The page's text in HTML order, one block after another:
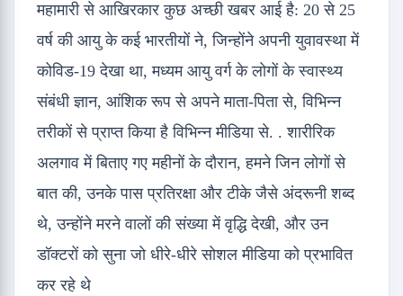
महामारी से आखिरकार कुछ अच्छी खबर आई है: 20 से 25
वर्ष की आयु के कई भारतीयों ने, जिन्होंने अपनी युवावस्था में
कोविड-19 देखा था, मध्यम आयु वर्ग के लोगों के स्वास्थ्य
संबंधी ज्ञान, आंशिक रूप से अपने माता-पिता से, विभिन्न
तरीकों से प्राप्त किया है विभिन्न मीडिया से. . शारीरिक
अलगाव में बिताए गए महीनों के दौरान, हमने जिन लोगों से
बात की, उनके पास प्रतिरक्षा और टीके जैसे अंदरूनी शब्द
थे, उन्होंने मरने वालों की संख्या में वृद्धि देखी, और उन
डॉक्टरों को सुना जो धीरे-धीरे सोशल मीडिया को प्रभावित
कर रहे थे